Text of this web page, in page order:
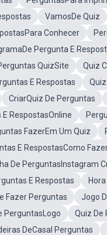
VamosDe Quiz
Conhecer
Pergunta E
QuizSite
Quiz
E Respostas
CriarQuiz De Perguntas
RespostasOnline
FazerEm Um Quiz
E RespostasComo
De PerguntasInstagram
E Respostas
Fazer Perguntas
Jogo
PerguntasLogo
Quiz De
DeCasal Perguntas